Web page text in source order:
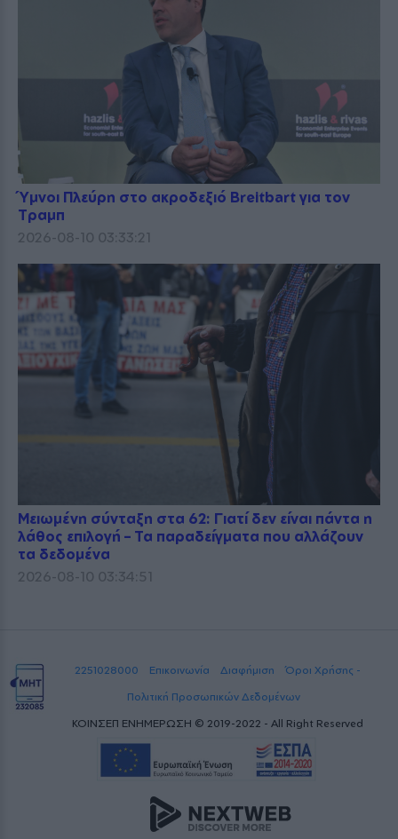
Ύμνοι Πλεύρη στο ακροδεξιό Breitbart για τον
Τραμπ
2026-08-10 03:33:21
Μειωμένη σύνταξη στα 62: Γιατί δεν είναι πάντα η
λάθος επιλογή – Τα παραδείγματα που αλλάζουν
τα δεδομένα
2026-08-10 03:34:51
2251028000 Επικοινωνία Διαφήμιση
Όροι Χρήσης -
Πολιτική Προσωπικών Δεδομένων
ΚΟΙΝΣΕΠ ΕΝΗΜΕΡΩΣΗ © 2019-2022 - All Right Reserved